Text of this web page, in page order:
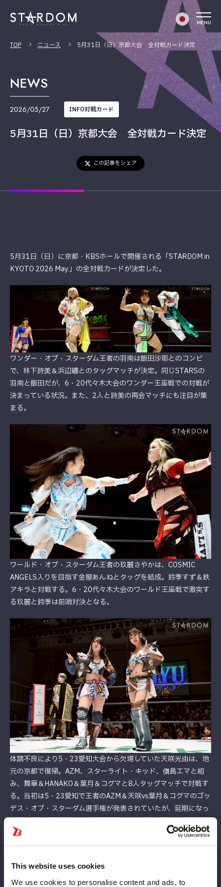
This website uses cookies
We use cookies to personalise content and ads, to
MENU
TOP ニュース 5月31日（日）京都大会 全対戦カード決定
NEWS
2026/05/27 INFO対戦カード
5月31日（日）京都大会 全対戦カード決定
この記事をシェア
5月31日（日）に京都・KBSホールで開催される「STARDOM in
KYOTO 2026 May.」の全対戦カードが決定した。
ワンダー・オブ・スターダム王者の羽南は飯田沙耶とのコンビ
で、林下詩美＆浜辺纏とのタッグマッチが決定。同じSTARSの
羽南と飯田だが、6・20代々木大会のワンダー王座戦での対戦が
決まっている状況。また、2人と詩美の再会マッチにも注目が集
まる。
ワールド・オブ・スターダム王者の玖麗さやかは、COSMIC
ANGELS入りを目指す金屋あんねとタッグを結成。鈴季すず＆鉄
アキラと対戦する。6・20代々木大会のワールド王座戦で激突す
る玖麗と鈴季は前哨対決となる。
体調不良により5・23愛知大会から欠場していた天咲光由は、地
元の京都で復帰。AZM、スターライト・キッド、儛島エマと組
み、舞華＆HANAKO＆葉月＆コグマと8人タッグマッチで対戦す
る。当初は5・23愛知で王者のAZM＆天咲vs葉月＆コグマのゴッ
デス・オブ・スターダム選手権が発表されていたが、延期になっ
た（開催日時未定）。天咲の復帰により、仕切り直しの前哨戦が
スタートする。なお、HANAKOも地元凱旋試合となる。